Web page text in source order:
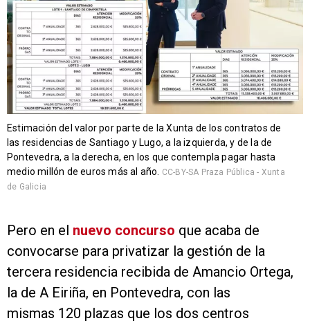
Estimación del valor por parte de la Xunta de los contratos de
las residencias de Santiago y Lugo, a la izquierda, y de la de
Pontevedra, a la derecha, en los que contempla pagar hasta
medio millón de euros más al año.
CC-BY-SA Praza Pública - Xunta
de Galicia
Pero en el nuevo concurso que acaba de
convocarse para privatizar la gestión de la
tercera residencia recibida de Amancio Ortega,
la de A Eiriña, en Pontevedra, con las
mismas 120 plazas que los dos centros